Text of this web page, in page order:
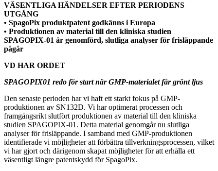
VÄSENTLIGA HÄNDELSER EFTER PERIODENS
UTGÅNG
• SpagoPix produktpatent godkänns i Europa
• Produktionen av material till den kliniska studien
SPAGOPIX-01 är genomförd, slutliga analyser för frisläppande
pågår
VD HAR ORDET
SPAGOPIX01 redo för start när GMP-materialet får grönt ljus
Den senaste perioden har vi haft ett starkt fokus på GMP-
produktionen av SN132D. Vi har optimerat processen och
framgångsrikt slutfört produktionen av material till den kliniska
studien SPAGOPIX-01. Detta material genomgår nu slutliga
analyser för frisläppande. I samband med GMP-produktionen
identifierade vi möjligheter att förbättra tillverkningsprocessen, vilket
vi har gjort och därigenom skapat möjligheter för att erhålla ett
väsentligt längre patentskydd för SpagoPix.